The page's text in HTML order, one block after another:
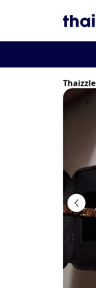
Thaizzle